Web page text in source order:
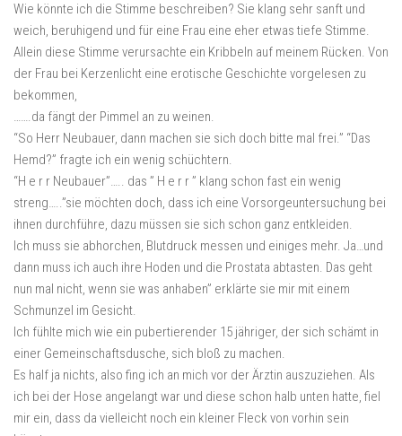
Wie könnte ich die Stimme beschreiben? Sie klang sehr sanft und
weich, beruhigend und für eine Frau eine eher etwas tiefe Stimme.
Allein diese Stimme verursachte ein Kribbeln auf meinem Rücken. Von
der Frau bei Kerzenlicht eine erotische Geschichte vorgelesen zu
bekommen,
…….da fängt der Pimmel an zu weinen.
“So Herr Neubauer, dann machen sie sich doch bitte mal frei.” “Das
Hemd?” fragte ich ein wenig schüchtern.
“H e r r Neubauer”….. das ” H e r r ” klang schon fast ein wenig
streng…..”sie möchten doch, dass ich eine Vorsorgeuntersuchung bei
ihnen durchführe, dazu müssen sie sich schon ganz entkleiden.
Ich muss sie abhorchen, Blutdruck messen und einiges mehr. Ja…und
dann muss ich auch ihre Hoden und die Prostata abtasten. Das geht
nun mal nicht, wenn sie was anhaben” erklärte sie mir mit einem
Schmunzel im Gesicht.
Ich fühlte mich wie ein pubertierender 15 jähriger, der sich schämt in
einer Gemeinschaftsdusche, sich bloß zu machen.
Es half ja nichts, also fing ich an mich vor der Ärztin auszuziehen. Als
ich bei der Hose angelangt war und diese schon halb unten hatte, fiel
mir ein, dass da vielleicht noch ein kleiner Fleck von vorhin sein